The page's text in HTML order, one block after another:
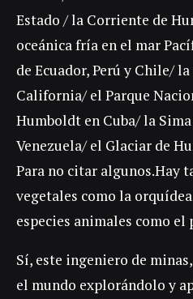
Estado / la Corriente de
oceánica fría en el mar
de Ecuador, Perú y Chile/
California/ el Parque
Humboldt en Cuba/ la
Venezuela/ el Glaciar de
Para no citar algunos.Hay
vegetales como la
especies animales como
Sí, este ingeniero de
el mundo explorándolo y